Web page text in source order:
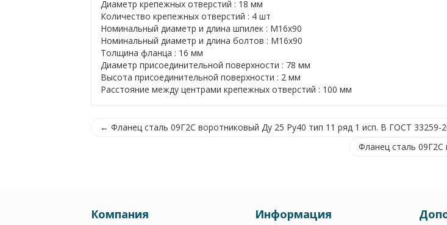
Диаметр крепежных отверстий : 18 мм
Количество крепежных отверстий : 4 шт
Номинальный диаметр и длина шпилек : M16x90
Номинальный диаметр и длина болтов : M16x90
Толщина фланца : 16 мм
Диаметр присоединительной поверхности : 78 мм
Высота присоединительной поверхности : 2 мм
Расстояние между центрами крепежных отверстий : 100 мм
← Фланец сталь 09Г2С воротниковый Ду 25 Ру40 тип 11 ряд 1 исп. B ГОСТ 33259-
Фланец сталь
Компания Информация